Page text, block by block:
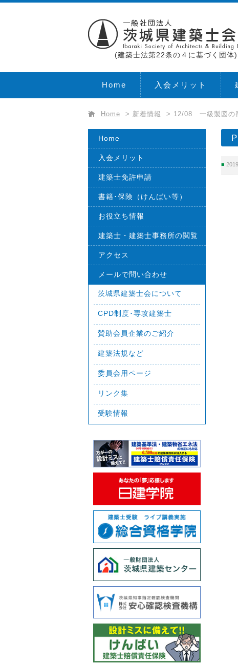
(建築士法第22条の４に基づく団体)
Home 入会メリット
Home > 新着情報 > 12/08 一級製図の
Home
入会メリット
建築士免許申請
書籍･保険（けんばい等）
お役立ち情報
建築士・建築士事務所の閲覧
アクセス
メールで問い合わせ
茨城県建築士会について
CPD制度･専攻建築士
賛助会員企業のご紹介
建築法規など
委員会用ページ
リンク集
受験情報